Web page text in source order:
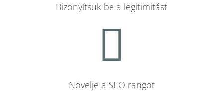
Bizonyítsuk be a legitimitást
Növelje a SEO rangot